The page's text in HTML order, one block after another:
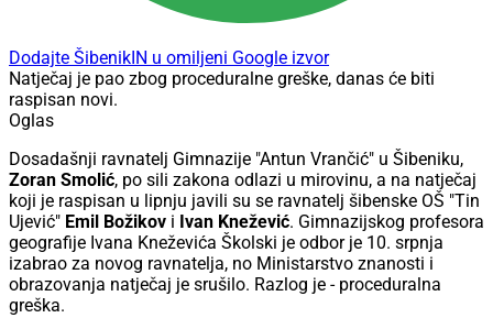
Dodajte ŠibenikIN u omiljeni Google izvor
Natječaj je pao zbog proceduralne greške, danas će biti
raspisan novi.
Oglas
Dosadašnji ravnatelj Gimnazije "Antun Vrančić" u Šibeniku,
Zoran Smolić, po sili zakona odlazi u mirovinu, a na natječaj
koji je raspisan u lipnju javili su se ravnatelj šibenske OŠ "Tin
Ujević" Emil Božikov i Ivan Knežević. Gimnazijskog profesora
geografije Ivana Kneževića Školski je odbor je 10. srpnja
izabrao za novog ravnatelja, no Ministarstvo znanosti i
obrazovanja natječaj je srušilo. Razlog je - proceduralna
greška.